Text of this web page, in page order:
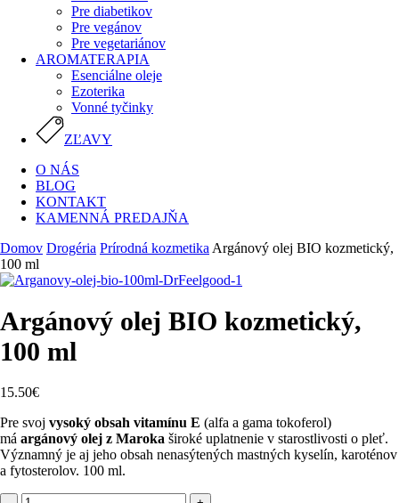
Pre diabetikov
Pre vegánov
Pre vegetariánov
AROMATERAPIA
Esenciálne oleje
Ezoterika
Vonné tyčinky
ZĽAVY
O NÁS
BLOG
KONTAKT
KAMENNÁ PREDAJŇA
Domov Drogéria Prírodná kozmetika Argánový olej BIO kozmetický,
100 ml
Argánový olej BIO kozmetický,
100 ml
15.50€
Pre svoj vysoký obsah vitamínu E (alfa a gama tokoferol)
má argánový olej z Maroka široké uplatnenie v starostlivosti o pleť.
Významný je aj jeho obsah nenasýtených mastných kyselín, karoténov
a fytosterolov. 100 ml.